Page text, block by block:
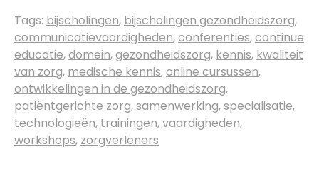
Tags: bijscholingen, bijscholingen gezondheidszorg,
communicatievaardigheden,conferenties,continue
educatie,domein,gezondheidszorg, kennis, kwaliteit
van zorg, medische kennis,online cursussen,
ontwikkelingen in de gezondheidszorg,
patiëntgerichte zorg,samenwerking,specialisatie,
technologieën, trainingen,vaardigheden,
workshops, zorgverleners